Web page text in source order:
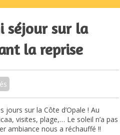
séjour sur la
la reprise
sur la Côte d’Opale ! Au
visites, plage,… Le soleil n’a pas
ambiance nous a réchauffé !!